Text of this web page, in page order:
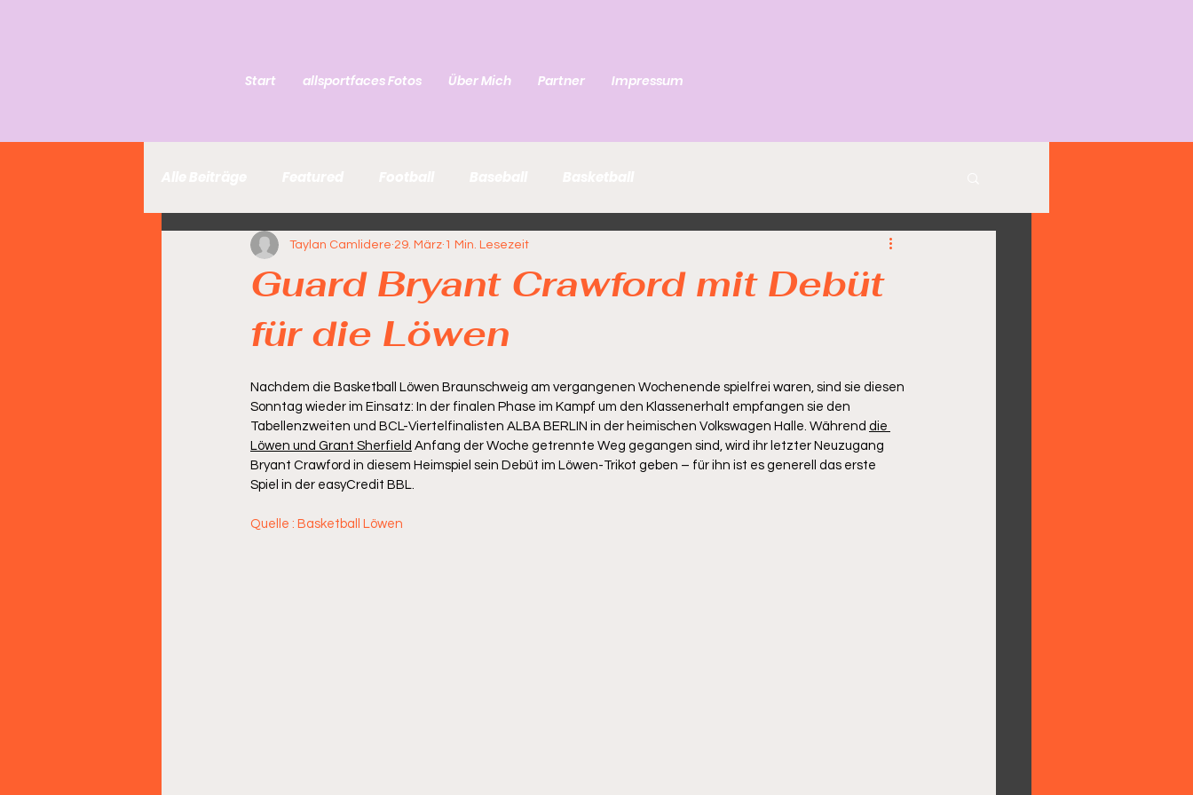
Start allsportfaces Fotos Über Mich Partner Impressum
Guard Bryant Crawford mit Debüt
für die Löwen
Taylan Camlidere 29. März 1 Min. Lesezeit
Nachdem die Basketball Löwen Braunschweig am vergangenen Wochenende spielfrei waren, sind sie diesen
Sonntag wieder im Einsatz: In der finalen Phase im Kampf um den Klassenerhalt empfangen sie den
Tabellenzweiten und BCL-Viertelfinalisten ALBA BERLIN in der heimischen Volkswagen Halle. Während die
Löwen und Grant Sherfield Anfang der Woche getrennte Weg gegangen sind, wird ihr letzter Neuzugang
Bryant Crawford in diesem Heimspiel sein Debüt im Löwen-Trikot geben – für ihn ist es generell das erste
Spiel in der easyCredit BBL.
Quelle : Basketball Löwen